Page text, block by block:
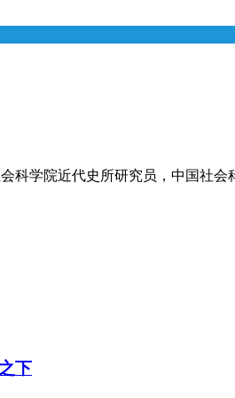
科学院近代史所研究员，中国社会
下